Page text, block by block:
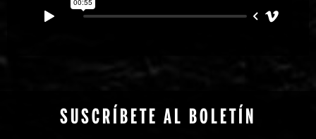
SUSCRÍBETE AL BOLETÍN